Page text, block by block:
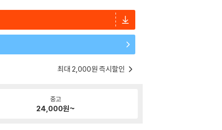
최대 2,000원 즉시할인
중고
24,000원~